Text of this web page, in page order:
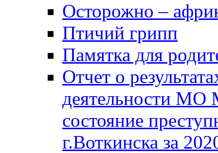
Осторожно –
Птичий грипп
Памятка для
Отчет о
деятельности МО
состояние
г.Воткинска за